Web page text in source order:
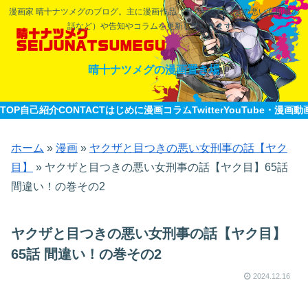
漫画家 晴十ナツメグのブログ。主に漫画作品（ヤクザと目つきの悪い女刑事の
話など）や告知やコラムを更新していきます。
晴十ナツメグの漫画置き場
TOP自己紹介CONTACTはじめに漫画コラムTwitterYouTube・漫画動
ホーム » 漫画 » ヤクザと目つきの悪い女刑事の話【ヤク
目】
» ヤクザと目つきの悪い女刑事の話【ヤク目】65話
間違い！の巻その2
ヤクザと目つきの悪い女刑事の話【ヤク目】
65話 間違い！の巻その2
2024.12.16